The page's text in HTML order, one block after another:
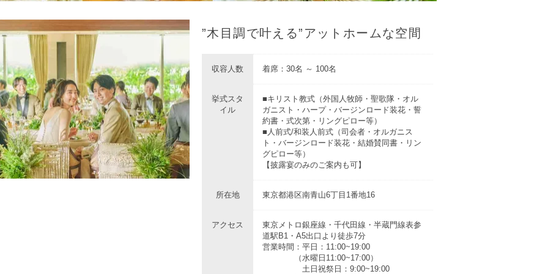
”木目調で叶える”アットホームな空間
収容人数 着席：30名 ～ 100名
挙式スタ
イル
■キリスト教式（外国人牧師・聖歌隊・オル
ガニスト・ハープ・バージンロード装花・誓
約書・式次第・リングピロー等）
■人前式/和装人前式（司会者・オルガニス
ト・バージンロード装花・結婚賛同書・リン
グピロー等）
【披露宴のみのご案内も可】
所在地 東京都港区南青山6丁目1番地16
アクセス
東京メトロ銀座線・千代田線・半蔵門線表参
道駅B1・A5出口より徒歩7分
営業時間：平日：11:00~19:00
（水曜日11:00~17:00）
土日祝祭日：9:00~19:00